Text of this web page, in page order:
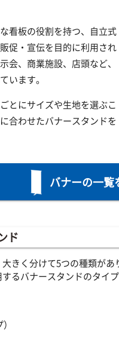
看板の役割を持つ、自立式
促・宣伝を目的に利用され
会、商業施設、店頭など、
います。
とにサイズや生地を選ぶこ
合わせたバナースタンドを
バナーの一覧
ド
きく分けて5つの種類があ
るバナースタンドのタイ